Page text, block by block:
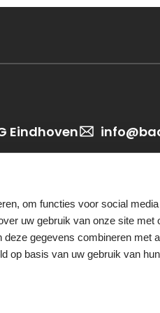
om functies voor social
uw gebruik van onze site met
gegevens combineren met
op basis van uw gebruik van
Eindhoven